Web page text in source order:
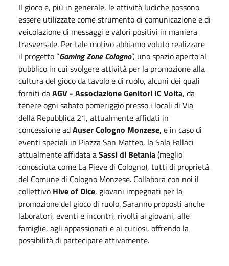
Il gioco e, più in generale, le attività ludiche possono
essere utilizzate come strumento di comunicazione e di
veicolazione di messaggi e valori positivi in maniera
trasversale. Per tale motivo abbiamo voluto realizzare
il progetto “Gaming Zone Cologno”, uno spazio aperto al
pubblico in cui svolgere attività per la promozione alla
cultura del gioco da tavolo e di ruolo, alcuni dei quali
forniti daAGV - Associazione Genitori IC Volta, da
tenereogni sabato pomeriggio presso i locali di Via
della Repubblica 21, attualmente affidati in
concessione adAuser Cologno Monzese, e in caso di
eventi speciali in Piazza San Matteo, la Sala Fallaci
attualmente affidata aSassi di Betania(meglio
conosciuta come La Pieve di Cologno), tutti di proprietà
del Comune di Cologno Monzese. Collabora con noi il
collettivo Hive of Dice, giovani impegnati per la
promozione del gioco di ruolo. Saranno proposti anche
laboratori, eventi e incontri, rivolti ai giovani, alle
famiglie, agli appassionati e ai curiosi, offrendo la
possibilità di partecipare attivamente.